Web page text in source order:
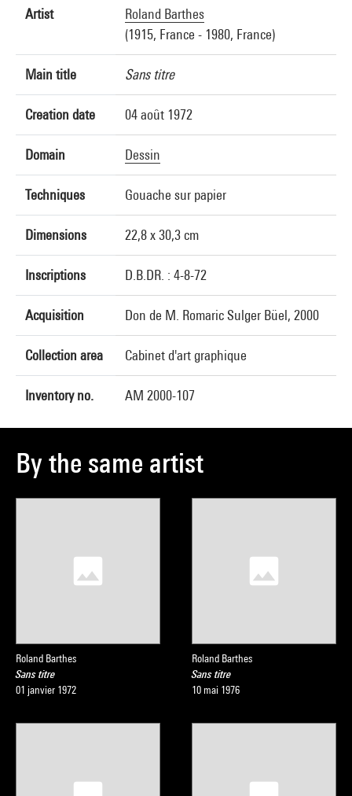
Artist
Roland Barthes
(1915, France - 1980, France)
Main title Sans titre
Creation date 04 août 1972
Domain Dessin
Techniques Gouache sur papier
Dimensions 22,8 x 30,3 cm
Inscriptions D.B.DR. : 4-8-72
Acquisition Don de M. Romaric Sulger Büel, 2000
Collection area Cabinet d'art graphique
Inventory no. AM 2000-107
By the same artist
Roland Barthes
Sans titre
01 janvier 1972
Roland Barthes
Sans titre
10 mai 1976